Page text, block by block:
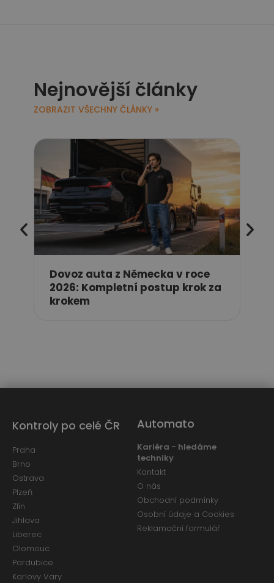
Nejnovější články
ZOBRAZIT VŠECHNY ČLÁNKY »
Dovoz auta z Německa v roce
2026: Kompletní postup krok za
krokem
Automato
Kariéra - hledáme
techniky
Kontakt
O nás
Obchodní podmínky
Osobní údaje a Cookies
Reklamační formulář
Kontroly po celé ČR
Praha
Brno
Ostrava
Plzeň
Zlín
Jihlava
Liberec
Olomouc
Pardubice
Karlovy Vary